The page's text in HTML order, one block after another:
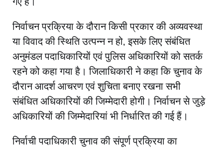
निर्वाचन प्रक्रिया के दौरान किसी प्रकार की अव्यवस्था
या विवाद की स्थिति उत्पन्न न हो, इसके लिए संबंधित
अनुमंडल पदाधिकारियों एवं पुलिस अधिकारियों को सतर्क
रहने को कहा गया है। जिलाधिकारी ने कहा कि चुनाव के
दौरान आदर्श आचरण एवं शुचिता बनाए रखना सभी
संबंधित अधिकारियों की जिम्मेदारी होगी। निर्वाचन से जुड़े
अधिकारियों की जिम्मेदारियां भी निर्धारित की गई हैं।
निर्वाची पदाधिकारी चुनाव की संपूर्ण प्रक्रिया का